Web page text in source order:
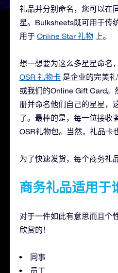
礼品并分别命名，您可以在
星。Bulksheets既可用于传
用于 Online Star 礼物 上。
想一想要为这么多星星命名
OSR 礼物卡 是企业的完美
或我们的Online Gift Card。
册并命名他们自己的星星，
了。最棒的是，每一位接收
OSR礼物包。当然，礼品卡
为了快速发货，每个商务礼
商务礼品适用于
对于一件如此有意思而且个
欣赏的！
同事
员工